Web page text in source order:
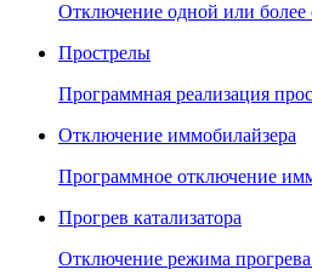
Отключение одной или
Прострелы
Программная реализация
Отключение иммобилайзера
Программное отключение
Прогрев катализатора
Отключение режима прогрева